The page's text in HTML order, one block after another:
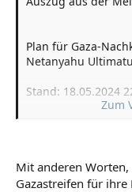
Plan für Gaza-
Netanyahu
Stand: 18.05.2024
Netanyahu. Der
auf Ultra-Rechte.
Zum
Mit anderen
Gazastreifen für